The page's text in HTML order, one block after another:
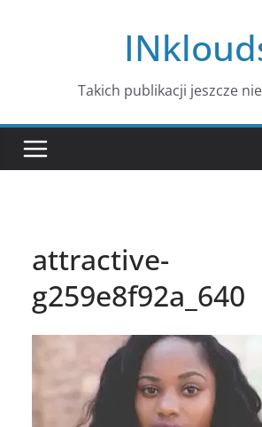
Takich publikacji jeszcze nie
attractive-
g259e8f92a_640